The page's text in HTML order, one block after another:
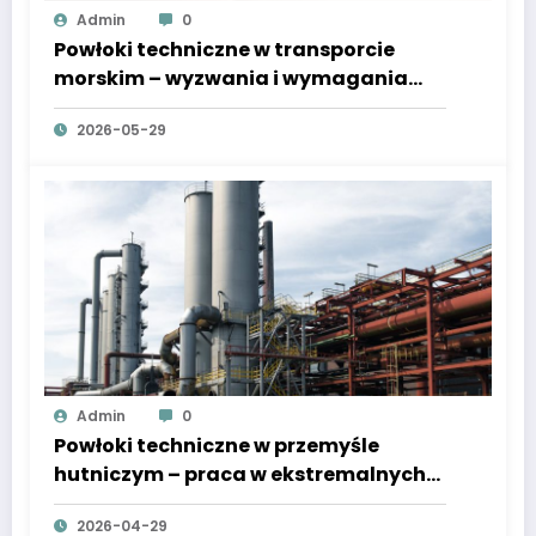
Admin 0
Powłoki techniczne w transporcie
morskim – wyzwania i wymagania
regulacyjne
2026-05-29
Admin 0
Powłoki techniczne w przemyśle
hutniczym – praca w ekstremalnych
temperaturach
2026-04-29